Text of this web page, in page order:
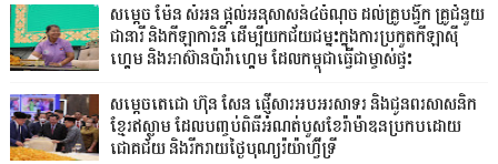
សម្តេច ម៉ែន សំអន ផ្តល់អនុសាសន៍៤ចំណុច ដល់គ្រូបង្វឹក គ្រូជំនួយ
ជានារី និងកីឡាការិនី ដើម្បីយកជ័យជម្នះក្នុងការប្រកួតកីឡាស៊ី
ហ្គេម និងអាស៊ានប៉ារ៉ាហ្គេម ដែលកម្ពុជាធ្វើជាម្ចាស់ផ្ទះ
សម្ដេចតេជោ ហ៊ុន សែន ផ្ញើសារអបអរសាទរ និងជូនពរសាសនិក
ខ្មែរឥស្លាម ដែលបញ្ចប់ពិធីអំណត់បួសខែរ៉ាម៉ាឌនប្រកបដោយ
ជោគជ័យ និងរីករាយថ្ងៃបុណ្យរ៉យ៉ាហ៊្វីទ្រី